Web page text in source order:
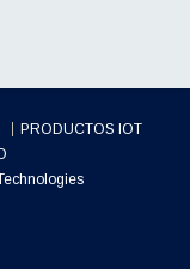
PRODUCTOS IOT